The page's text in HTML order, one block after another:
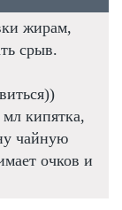
жирам,
срыв.
кипятка,
чайную
очков и